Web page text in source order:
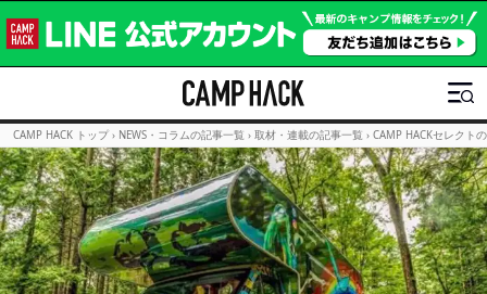
CAMP HACK トップ › NEWS・コラムの記事一覧 › 取材・連載の記事一覧 › CAMP HACKセレクト